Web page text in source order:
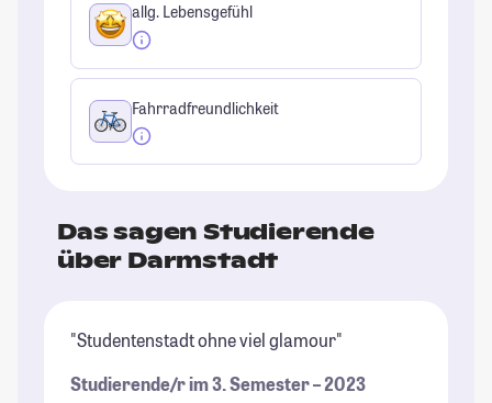
allg. Lebensgefühl
Fahrradfreundlichkeit
Das sagen Studierende
über Darmstadt
"Studentenstadt ohne viel glamour"
Studierende/r im 3. Semester – 2023